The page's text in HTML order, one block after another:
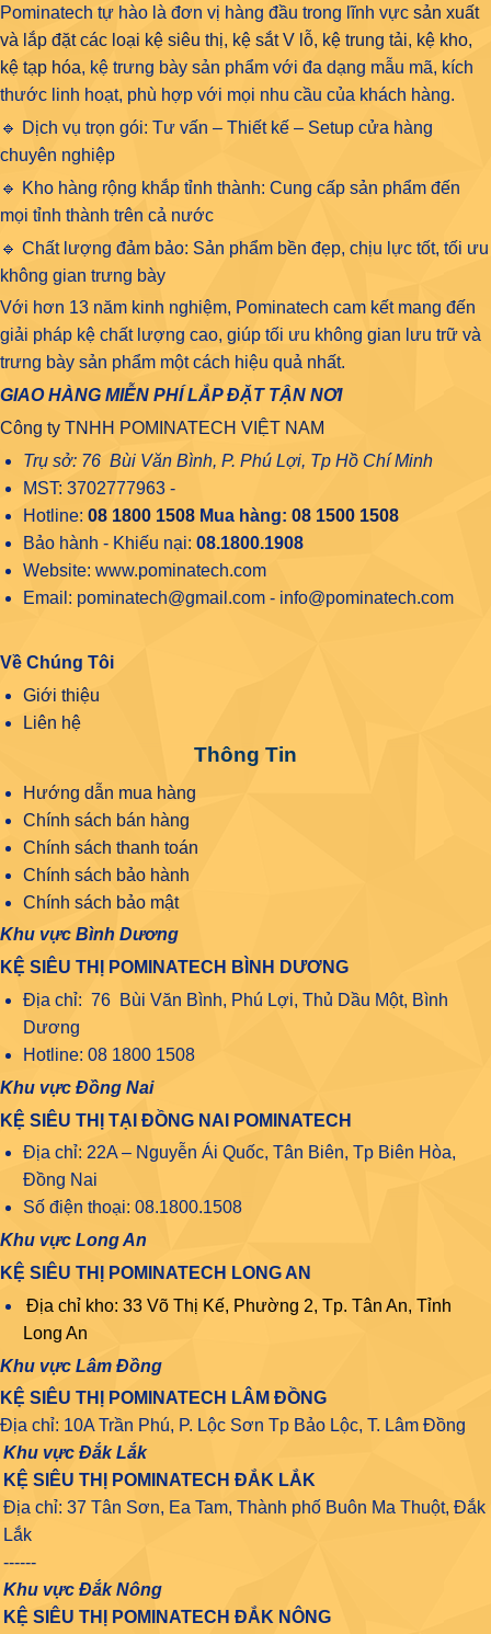
Pominatech tự hào là đơn vị hàng đầu trong lĩnh vực sản xuất
và lắp đặt các loại kệ siêu thị, kệ sắt V lỗ, kệ trung tải, kệ kho,
kệ tạp hóa, kệ trưng bày sản phẩm với đa dạng mẫu mã, kích
thước linh hoạt, phù hợp với mọi nhu cầu của khách hàng.
🔹 Dịch vụ trọn gói: Tư vấn – Thiết kế – Setup cửa hàng
chuyên nghiệp
🔹 Kho hàng rộng khắp tỉnh thành: Cung cấp sản phẩm đến
mọi tỉnh thành trên cả nước
🔹 Chất lượng đảm bảo: Sản phẩm bền đẹp, chịu lực tốt, tối ưu
không gian trưng bày
Với hơn 13 năm kinh nghiệm, Pominatech cam kết mang đến
giải pháp kệ chất lượng cao, giúp tối ưu không gian lưu trữ và
trưng bày sản phẩm một cách hiệu quả nhất.
GIAO HÀNG MIỄN PHÍ LẮP ĐẶT TẬN NƠI
Công ty TNHH POMINATECH VIỆT NAM
Trụ sở: 76 Bùi Văn Bình, P. Phú Lợi, Tp Hồ Chí Minh
MST: 3702777963 -
Hotline: 08 1800 1508Mua hàng: 08 1500 1508
Bảo hành - Khiếu nại: 08.1800.1908
Website: www.pominatech.com
Email: pominatech@gmail.com - info@pominatech.com
Về Chúng Tôi
Giới thiệu
Liên hệ
Thông Tin
Hướng dẫn mua hàng
Chính sách bán hàng
Chính sách thanh toán
Chính sách bảo hành
Chính sách bảo mật
Khu vực Bình Dương
KỆ SIÊU THỊ POMINATECH BÌNH DƯƠNG
Địa chỉ: 76 Bùi Văn Bình, Phú Lợi, Thủ Dầu Một, Bình
Dương
Hotline: 08 1800 1508
Khu vực Đồng Nai
KỆ SIÊU THỊ TẠI ĐỒNG NAI POMINATECH
Địa chỉ: 22A – Nguyễn Ái Quốc, Tân Biên, Tp Biên Hòa,
Đồng Nai
Số điện thoại: 08.1800.1508
Khu vực Long An
KỆ SIÊU THỊ POMINATECH LONG AN
Địa chỉ kho: 33 Võ Thị Kế, Phường 2, Tp. Tân An, Tỉnh
Long An
Khu vực Lâm Đồng
KỆ SIÊU THỊ POMINATECH LÂM ĐỒNG
Địa chỉ: 10A Trần Phú, P. Lộc Sơn Tp Bảo Lộc, T. Lâm Đồng
Khu vực Đắk Lắk
KỆ SIÊU THỊ POMINATECH ĐẮK LẮK
Địa chỉ: 37 Tân Sơn, Ea Tam, Thành phố Buôn Ma Thuột, Đắk
Lắk
------
Khu vực Đắk Nông
KỆ SIÊU THỊ POMINATECH ĐẮK NÔNG